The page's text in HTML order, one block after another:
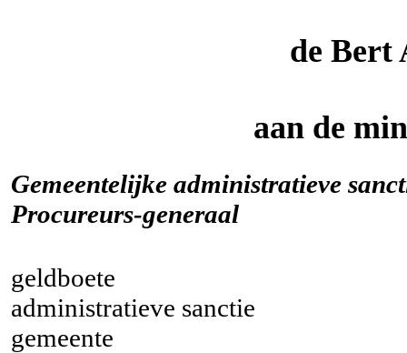
de Bert
aan de
Gemeentelijke administratieve
Procureurs-generaal
geldboete
administratieve sanctie
gemeente